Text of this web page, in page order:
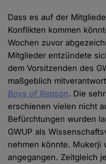
Dass es auf der
Konflikten kommen
Wochen zuvor
Mitglieder entzündete
dem Vorsitzenden des
maßgeblich
Boys of Reason. Die
erschienen vielen nicht
Befürchtungen wurden
GWUP als
nehmen könnte. Mukerji
angegangen. Zeitgleich